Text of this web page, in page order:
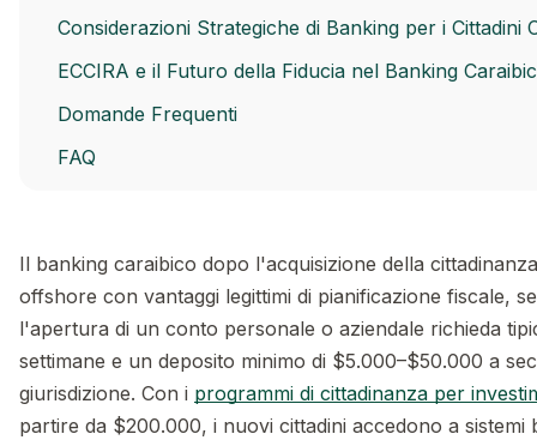
Considerazioni Strategiche di Banking per i Cittadini
ECCIRA e il Futuro della Fiducia nel Banking
Domande Frequenti
FAQ
Il banking caraibico dopo l'acquisizione della
offshore con vantaggi legittimi di pianificazione fiscale,
l'apertura di un conto personale o aziendale richieda
settimane e un deposito minimo di $5.000–$50.000 a
giurisdizione. Con i programmi di cittadinanza per
partire da $200.000, i nuovi cittadini accedono a sistemi